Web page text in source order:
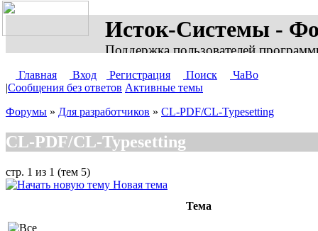
Исток-Системы -
Поддержка пользователей
Главная Вход Регистрация Поиск
ЧаВо
|Сообщения без ответов Активные темы
Форумы » Для разработчиков » CL-PDF/CL-Typesetting
CL-PDF/CL-Typesetting
стр. 1 из 1 (тем 5)
Новая тема
Тема